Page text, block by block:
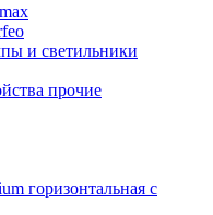
и светильники
прочие
горизонтальная с